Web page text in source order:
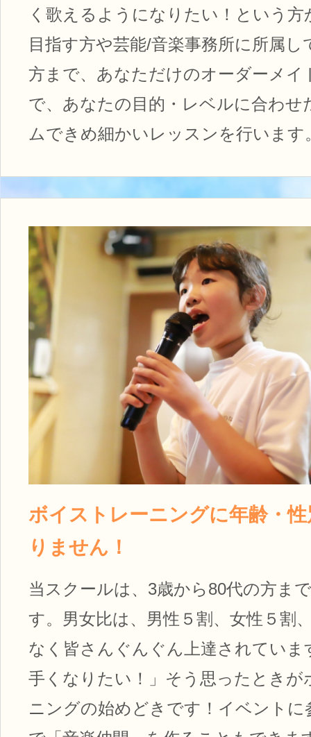
く歌えるようになりたい！という方
目指す方や芸能/音楽事務所に所属
方まで、あなただけのオーダーメイ
で、あなたの目的・レベルに合わせ
ムできめ細かいレッスンを行います
ボイストレーニングに年齢・
りません！
当スクールは、3歳から80代の方ま
す。男女比は、男性５割、女性５割
なく皆さんぐんぐん上達されていま
手くなりたい！」そう思ったときが
ニングの始めどきです！イベントに